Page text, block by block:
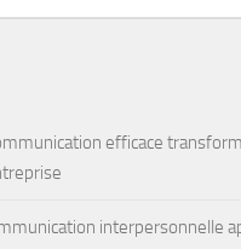
efficace
interpersonnelle